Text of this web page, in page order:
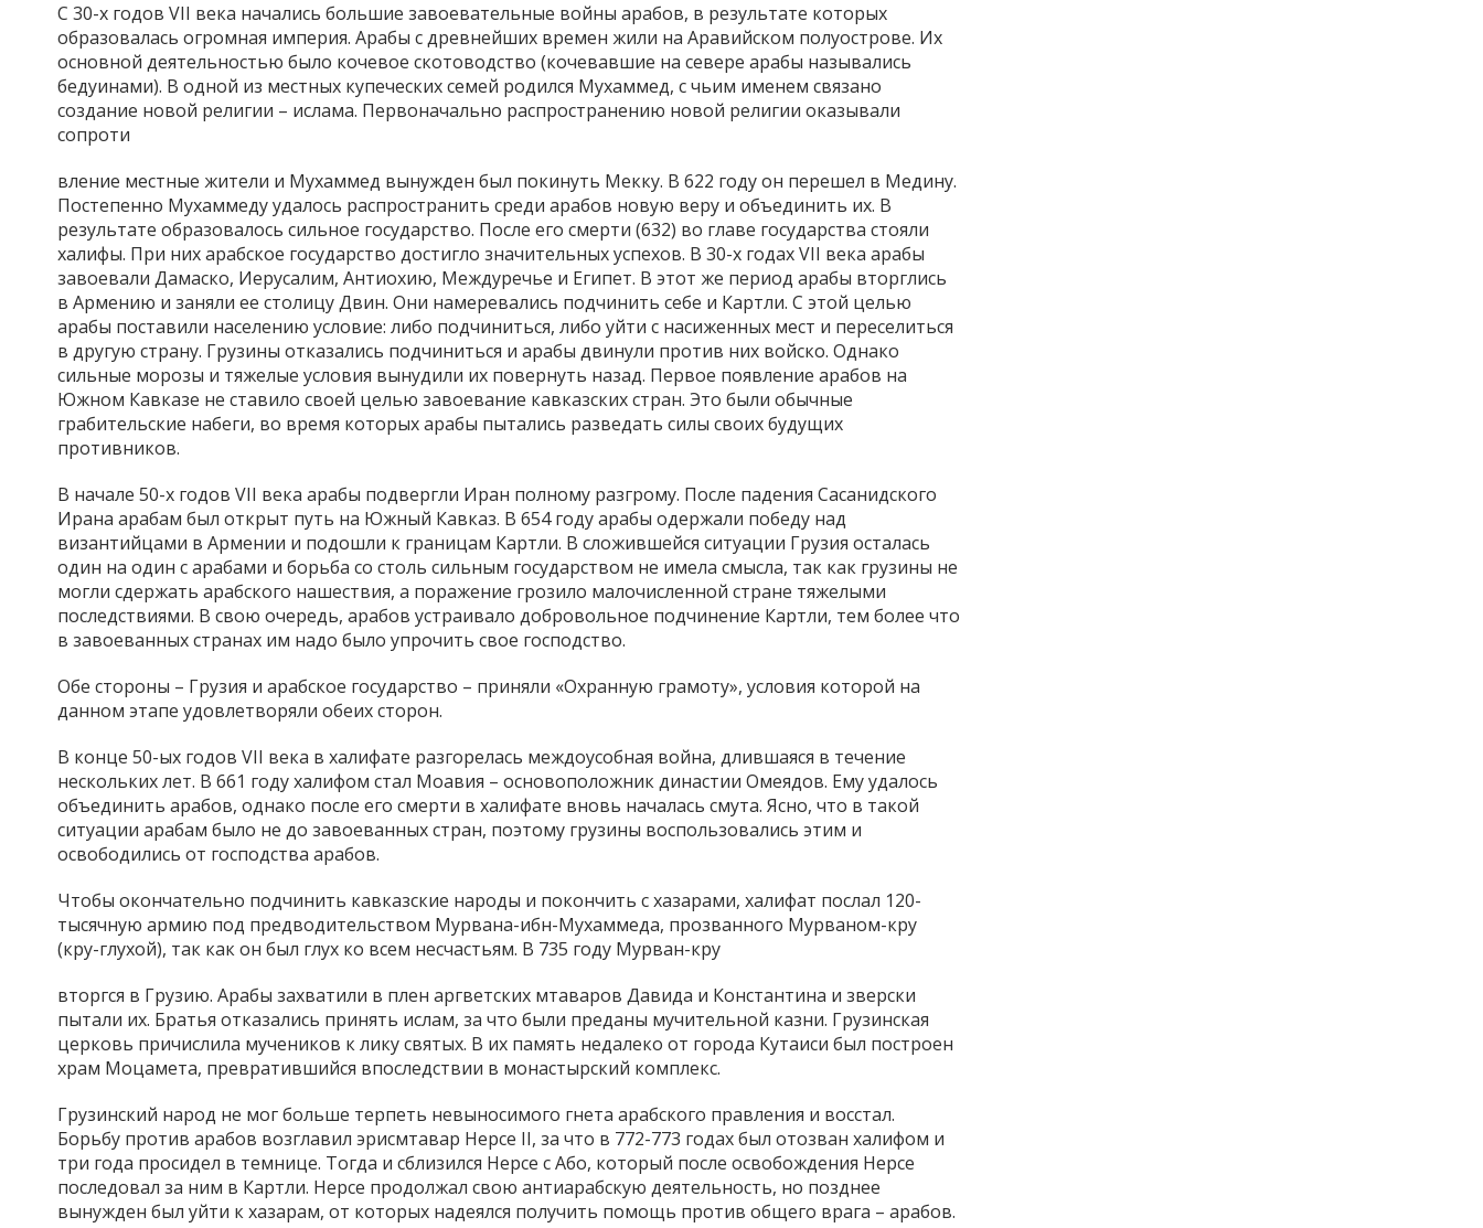
С 30-х годов VII века начались большие завоевательные войны арабов, в результате которых
образовалась огромная империя. Арабы с древнейших времен жили на Аравийском полуострове. Их
основной деятельностью было кочевое скотоводство (кочевавшие на севере арабы назывались
бедуинами). В одной из местных купеческих семей родился Мухаммед, с чьим именем связано
создание новой религии – ислама. Первоначально распространению новой религии оказывали
сопроти
вление местные жители и Мухаммед вынужден был покинуть Мекку. В 622 году он перешел в Медину.
Постепенно Мухаммеду удалось распространить среди арабов новую веру и объединить их. В
результате образовалось сильное государство. После его смерти (632) во главе государства стояли
халифы. При них арабское государство достигло значительных успехов. В 30-х годах VII века арабы
завоевали Дамаско, Иерусалим, Антиохию, Междуречье и Египет. В этот же период арабы вторглись
в Армению и заняли ее столицу Двин. Они намеревались подчинить себе и Картли. С этой целью
арабы поставили населению условие: либо подчиниться, либо уйти с насиженных мест и переселиться
в другую страну. Грузины отказались подчиниться и арабы двинули против них войско. Однако
сильные морозы и тяжелые условия вынудили их повернуть назад. Первое появление арабов на
Южном Кавказе не ставило своей целью завоевание кавказских стран. Это были обычные
грабительские набеги, во время которых арабы пытались разведать силы своих будущих
противников.
В начале 50-х годов VII века арабы подвергли Иран полному разгрому. После падения Сасанидского
Ирана арабам был открыт путь на Южный Кавказ. В 654 году арабы одержали победу над
византийцами в Армении и подошли к границам Картли. В сложившейся ситуации Грузия осталась
один на один с арабами и борьба со столь сильным государством не имела смысла, так как грузины не
могли сдержать арабского нашествия, а поражение грозило малочисленной стране тяжелыми
последствиями. В свою очередь, арабов устраивало добровольное подчинение Картли, тем более что
в завоеванных странах им надо было упрочить свое господство.
Обе стороны – Грузия и арабское государство – приняли «Охранную грамоту», условия которой на
данном этапе удовлетворяли обеих сторон.
В конце 50-ых годов VII века в халифате разгорелась междоусобная война, длившаяся в течение
нескольких лет. В 661 году халифом стал Моавия – основоположник династии Омеядов. Ему удалось
объединить арабов, однако после его смерти в халифате вновь началась смута. Ясно, что в такой
ситуации арабам было не до завоеванных стран, поэтому грузины воспользовались этим и
освободились от господства арабов.
Чтобы окончательно подчинить кавказские народы и покончить с хазарами, халифат послал 120-
тысячную армию под предводительством Мурвана-ибн-Мухаммеда, прозванного Мурваном-кру
(кру-глухой), так как он был глух ко всем несчастьям. В 735 году Мурван-кру
вторгся в Грузию. Арабы захватили в плен аргветских мтаваров Давида и Константина и зверски
пытали их. Братья отказались принять ислам, за что были преданы мучительной казни. Грузинская
церковь причислила мучеников к лику святых. В их память недалеко от города Кутаиси был построен
храм Моцамета, превратившийся впоследствии в монастырский комплекс.
Грузинский народ не мог больше терпеть невыносимого гнета арабского правления и восстал.
Борьбу против арабов возглавил эрисмтавар Нерсе II, за что в 772-773 годах был отозван халифом и
три года просидел в темнице. Тогда и сблизился Нерсе с Або, который после освобождения Нерсе
последовал за ним в Картли. Нерсе продолжал свою антиарабскую деятельность, но позднее
вынужден был уйти к хазарам, от которых надеялся получить помощь против общего врага – арабов.